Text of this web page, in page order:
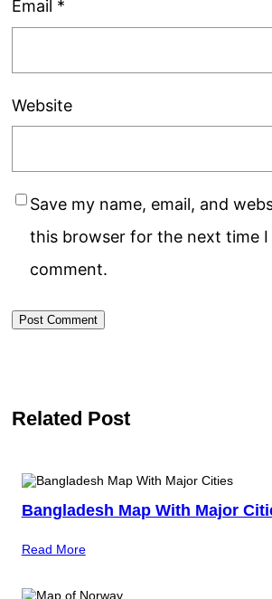
Email *
Website
Save my name, email, and
this browser for the next time I
comment.
Related Post
Bangladesh Map With Major
Read More